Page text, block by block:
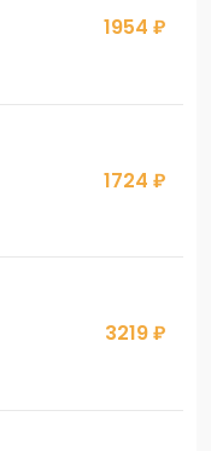
1954 ₽
1724 ₽
3219 ₽